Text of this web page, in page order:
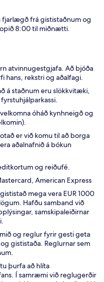
fjarlægð frá gististaðnum og
opið 8:00 til miðnætti.
atvinnugestgjafa. Að bjóða
hans, rekstri og aðalfagi.
á staðnum eru slökkvitæki,
óháð kynhneigð og
er við komu til að borga
aðalnafnið á bókun
og reiðufé.
American Express
mega vera EUR 1000
Hafðu samband við
samskipaleiðirnar
og reglur fyrir gesti geta
gististaða. Reglurnar sem
þurfa að hlíta
Í samræmi við reglugerðir